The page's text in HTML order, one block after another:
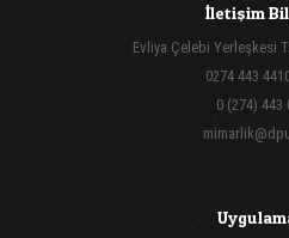
İletişim
Evliya Çelebi Yerleşkesi
0274 443
0 (274) 443